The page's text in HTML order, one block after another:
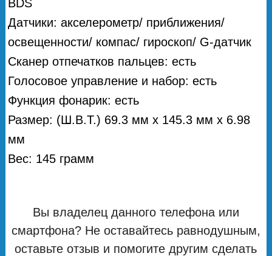
BDS
Датчики: акселерометр/ приближения/
освещенности/ компас/ гироскоп/ G-датчик
Сканер отпечатков пальцев: есть
Голосовое управление и набор: есть
Функция фонарик: есть
Размер: (Ш.В.Т.) 69.3 мм х 145.3 мм х 6.98
мм
Вес: 145 грамм
Вы владелец данного телефона или
смартфона? Не оставайтесь равнодушным,
оставьте отзыв и помогите другим сделать